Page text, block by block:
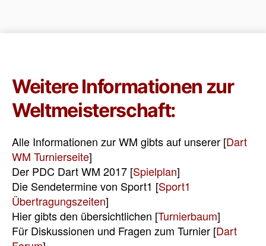
Weitere Informationen zur
Weltmeisterschaft:
Alle Informationen zur WM gibts auf unserer [Dart
WM Turnierseite]
Der PDC Dart WM 2017 [Spielplan]
Die Sendetermine von Sport1 [Sport1
Übertragungszeiten]
Hier gibts den übersichtlichen [Turnierbaum]
Für Diskussionen und Fragen zum Turnier [Dart